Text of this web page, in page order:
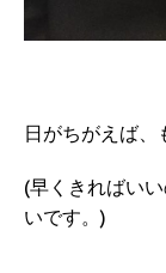
日がちがえば、
(早くきればい
いです。)